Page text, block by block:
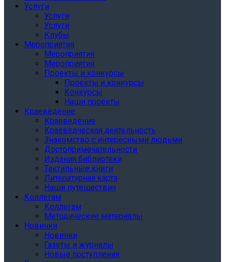
Услуги
Услуги
Услуги
Клубы
Мероприятия
Мероприятия
Мероприятия
Проекты и конкурсы
Проекты и конкурсы
Конкурсы
Наши проекты
Краеведение
Краеведение
Краеведческая деятельность
Знакомство с интересными людьми
Достопримечательности
Издания библиотеки
Тактильные книги
Литературная карта
Наши путешествия
Коллегам
Коллегам
Методические материалы
Новинки
Новинки
Газеты и журналы
Новые поступления